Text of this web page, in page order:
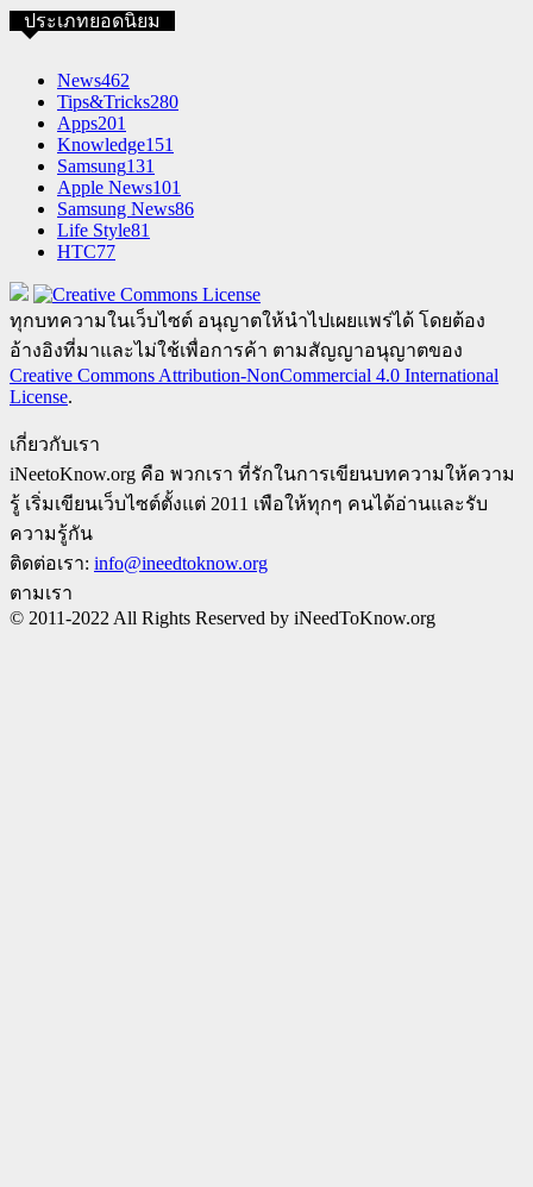
ประเภทยอดนิยม
News462
Tips&Tricks280
Apps201
Knowledge151
Samsung131
Apple News101
Samsung News86
Life Style81
HTC77
ทุกบทความในเว็บไซต์ อนุญาตให้นำไปเผยแพร่ได้ โดยต้อง
อ้างอิงที่มาและไม่ใช้เพื่อการค้า ตามสัญญาอนุญาตของ
Creative Commons Attribution-NonCommercial 4.0 International
License.
เกี่ยวกับเรา
iNeetoKnow.org คือ พวกเรา ที่รักในการเขียนบทความให้ความ
รู้ เริ่มเขียนเว็บไซต์ตั้งแต่ 2011 เพือให้ทุกๆ คนได้อ่านและรับ
ความรู้กัน
ติดต่อเรา: info@ineedtoknow.org
ตามเรา
© 2011-2022 All Rights Reserved by iNeedToKnow.org